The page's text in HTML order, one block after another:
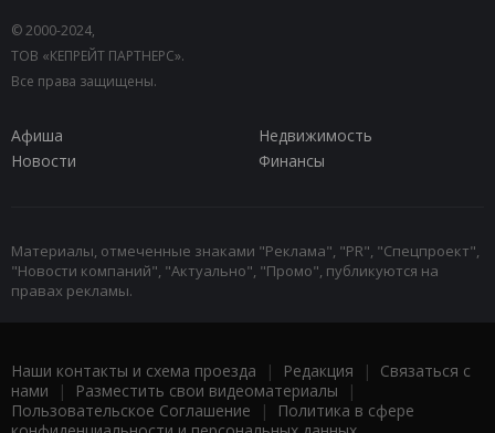
© 2000-2024,
ТОВ «КЕПРЕЙТ ПАРТНЕРС».
Все права защищены.
Афиша
Недвижимость
Новости
Финансы
Материалы, отмеченные знаками "Реклама", "PR", "Спецпроект",
"Новости компаний", "Актуально", "Промо", публикуются на
правах рекламы.
Наши контакты и схема проезда | Редакция | Связаться с
нами | Разместить свои видеоматериалы |
Пользовательское Соглашение |
Политика в сфере